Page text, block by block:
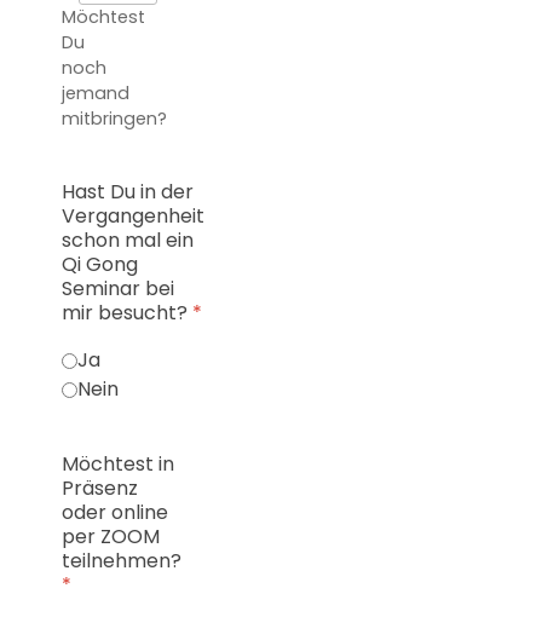
Möchtest
Du
noch
jemand
mitbringen?
Hast Du in der
Vergangenheit
schon mal ein
Qi Gong
Seminar bei
mir besucht? *
Ja
Nein
Möchtest in
Präsenz
oder online
per ZOOM
teilnehmen?
*